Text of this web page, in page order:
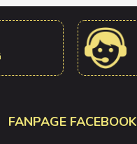
FANPAGE FACEBOOK